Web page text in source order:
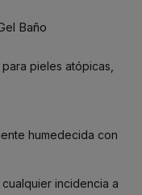
Baño
pieles atópicas,
humedecida con
incidencia a